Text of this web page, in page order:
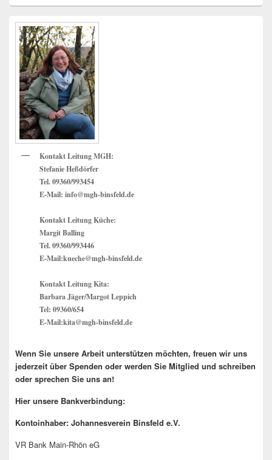
Primärer
Seitenleisten
Widget-
Bereich
Kontakt Leitung MGH:
Stefanie Heßdörfer
Tel. 09360/993454
E-Mail: info@mgh-binsfeld.de
Kontakt Leitung Küche:
Margit Balling
Tel. 09360/993446
E-Mail:kueche@mgh-binsfeld.de
Kontakt Leitung Kita:
Barbara Jäger/Margot Leppich
Tel: 09360/654
E-Mail:kita@mgh-binsfeld.de
Wenn Sie unsere Arbeit unterstützen möchten, freuen wir uns
jederzeit über Spenden oder werden Sie Mitglied und schreiben
oder sprechen Sie uns an!
Hier unsere Bankverbindung:
Kontoinhaber: Johannesverein Binsfeld e.V.
VR Bank Main-Rhön eG